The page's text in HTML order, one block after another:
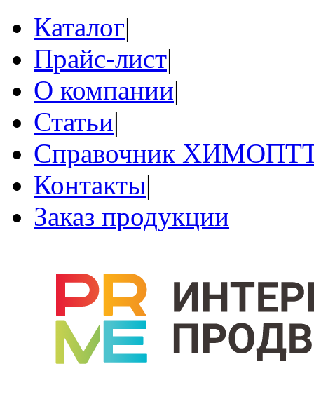
Каталог|
Прайс-лист|
О компании|
Статьи|
Справочник
Контакты|
Заказ продукции